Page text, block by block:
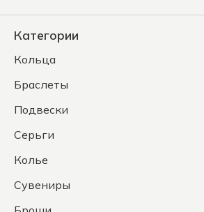
Категории
Кольца
Браслеты
Подвески
Серьги
Колье
Сувениры